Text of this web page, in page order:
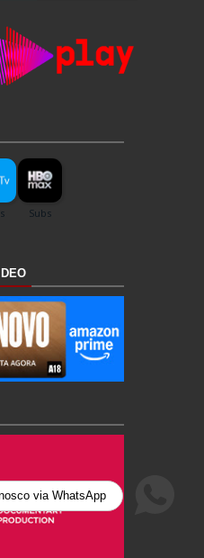
via WhatsApp